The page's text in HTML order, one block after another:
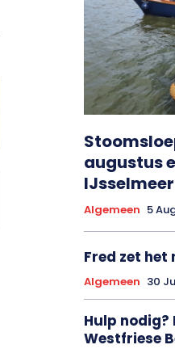
augustus
IJsselmeer
Algemeen 5
Fred zet het
Algemeen 30
Hulp nodig?
Westfriese